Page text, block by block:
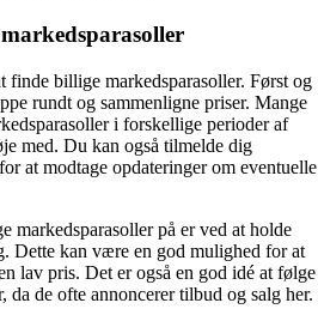
finde billige markedsparasoller. Først og
rundt og sammenligne priser. Mange
i forskellige perioder af
med. Du kan også tilmelde dig
at modtage opdateringer om eventuelle
markedsparasoller på er ved at holde
Dette kan være en god mulighed for at
lav pris. Det er også en god idé at følge
da de ofte annoncerer tilbud og salg her.